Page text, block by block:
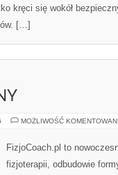
kręci się wokół
[…]
MOŻLIWOŚĆ
FizjoCoach.pl to
fizjoterapii, odbudowie